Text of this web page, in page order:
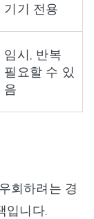
기기 전용
임시, 반복
필요할 수 있
음
회하려는 경
입니다.